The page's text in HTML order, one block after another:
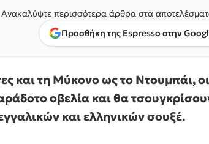
Ανακαλύψτε περισσότερα άρθρα στα
Προσθήκη της Espresso στην
και τη Μύκονο ως το Ντουμπάι,
οβελία και θα
και ελληνικών σουξέ.